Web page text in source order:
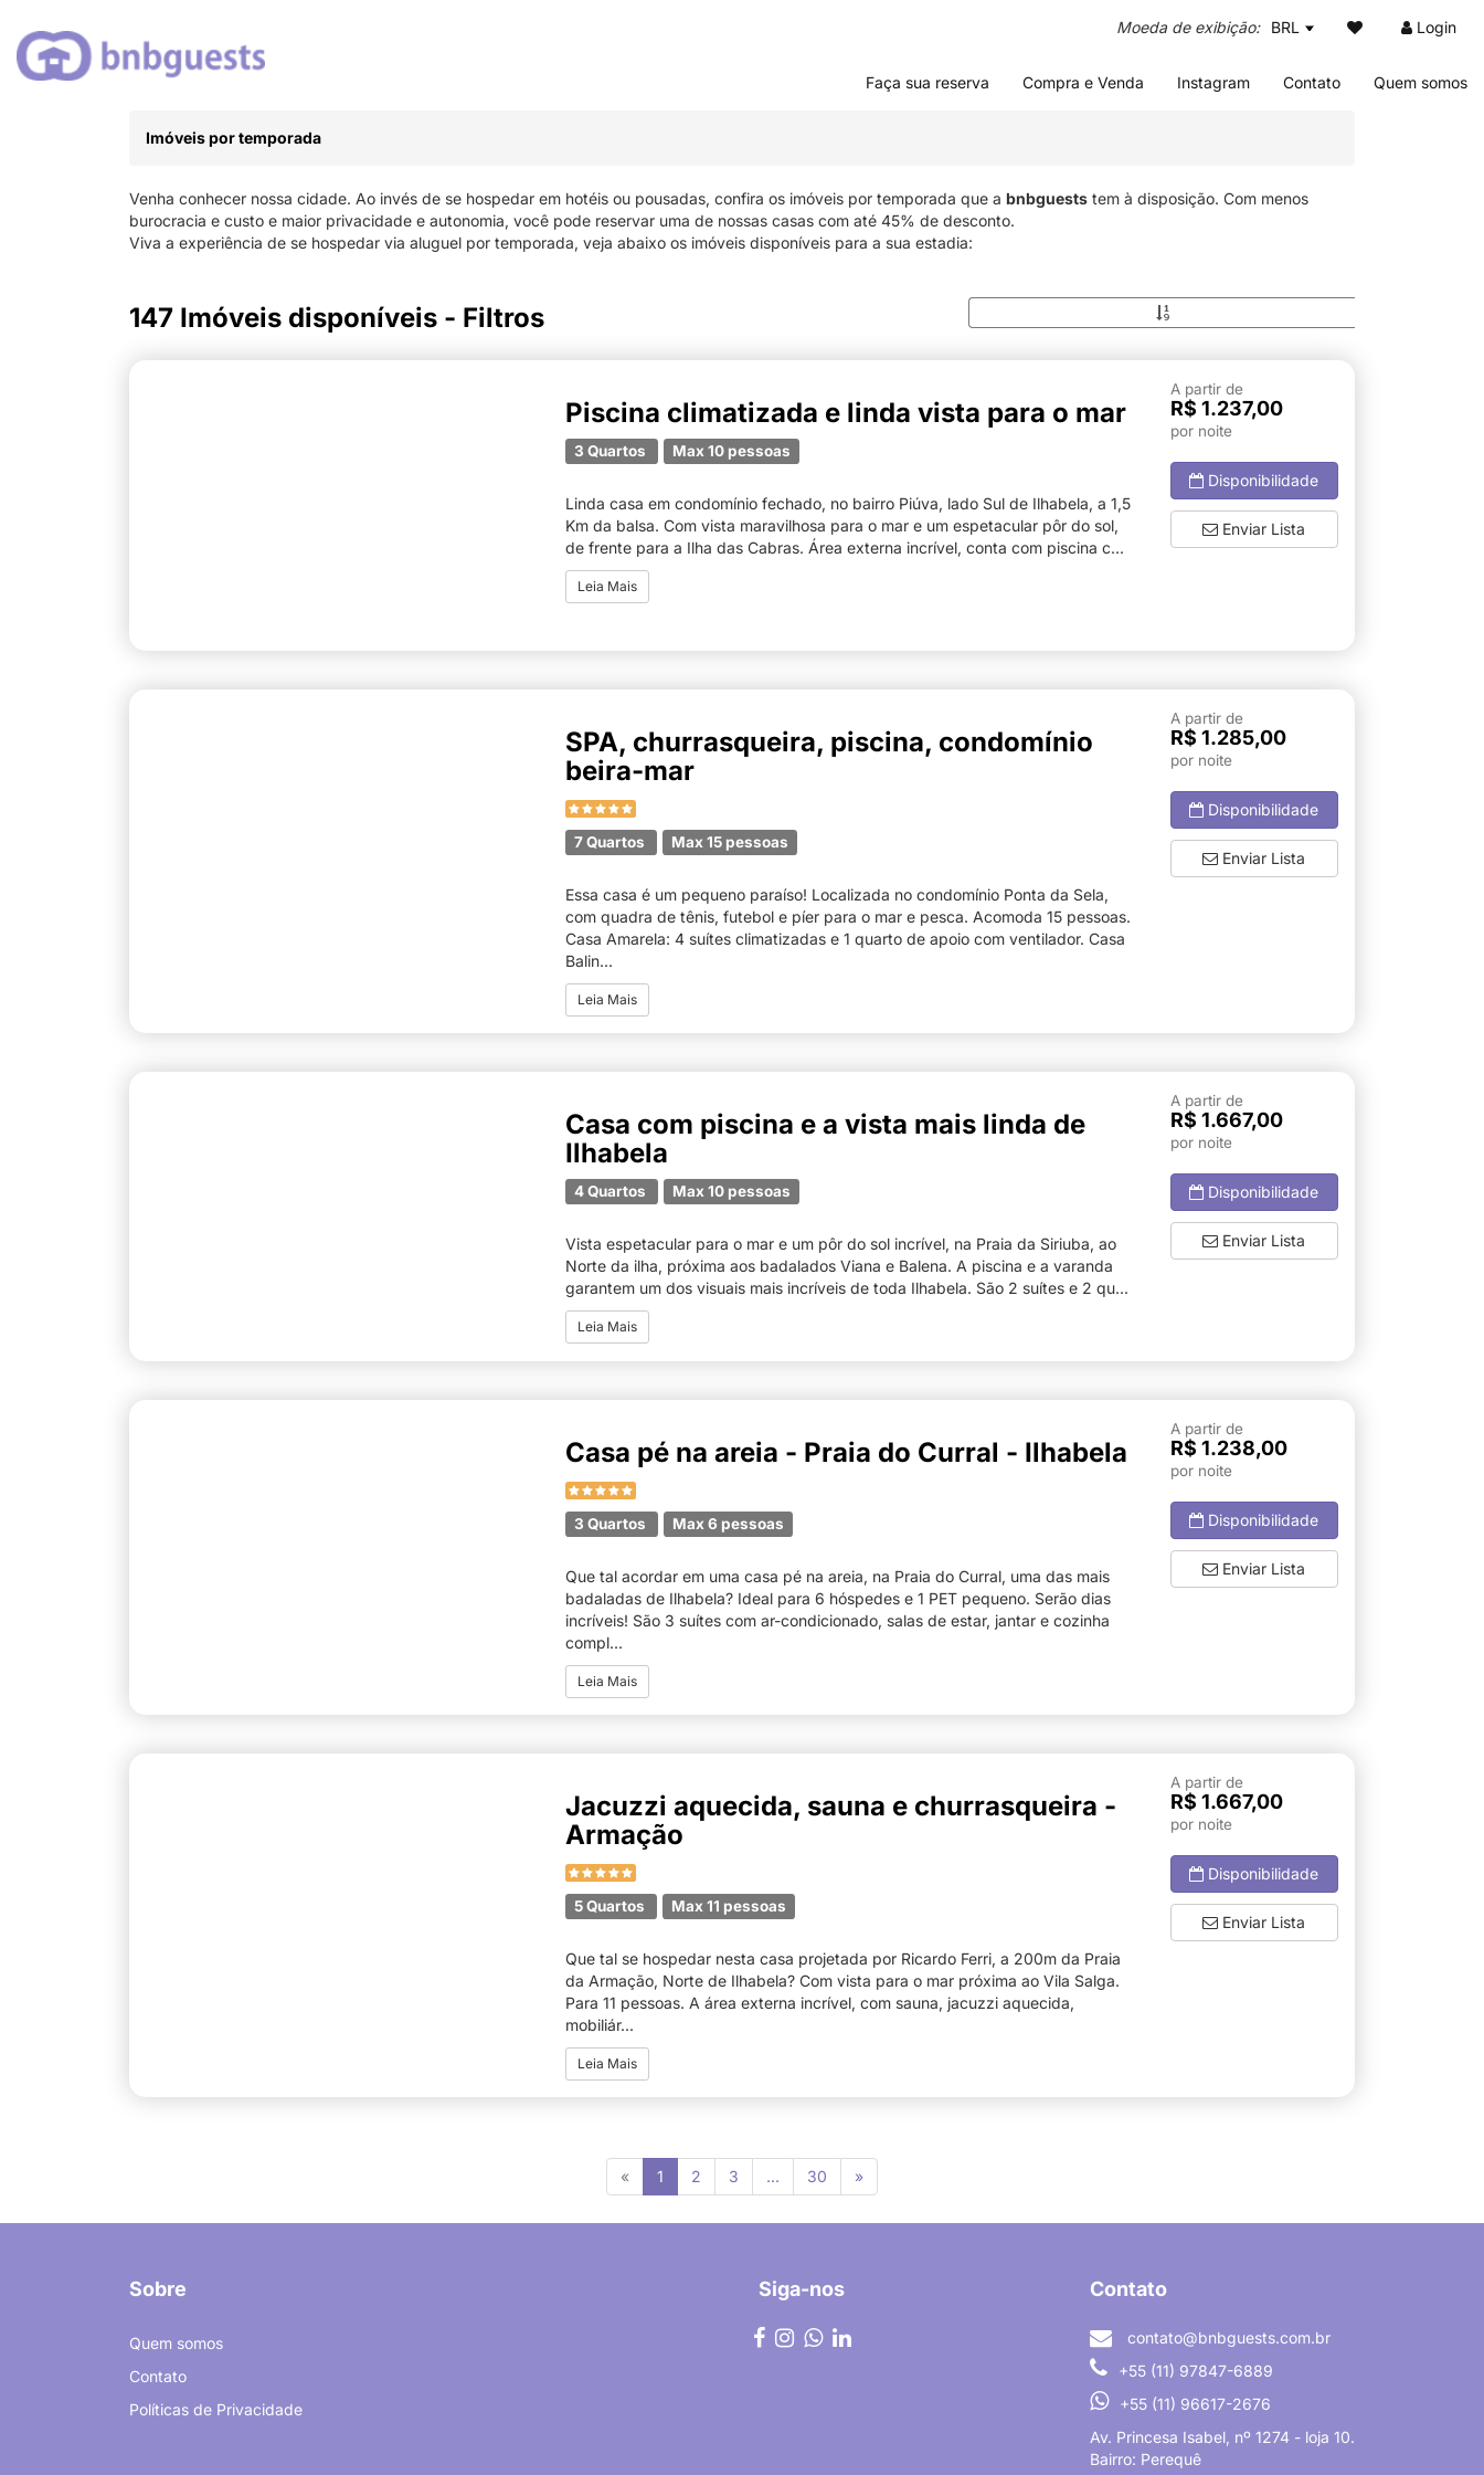
BRL Login
Faça sua reserva Compra e Venda Instagram Contato Quem somos
Imóveis por temporada
Venha conhecer nossa cidade. Ao invés de se hospedar em hotéis ou pousadas, confira os imóveis por temporada que a bnbguests tem à disposição. Com menos
burocracia e custo e maior privacidade e autonomia, você pode reservar uma de nossas casas com até 45% de desconto.
Viva a experiência de se hospedar via aluguel por temporada, veja abaixo os imóveis disponíveis para a sua estadia:
147 Imóveis disponíveis - Filtros
Piscina climatizada e linda vista para o mar
3 Quartos Max 10 pessoas
Linda casa em condomínio fechado, no bairro Piúva, lado Sul de Ilhabela, a 1,5
Km da balsa. Com vista maravilhosa para o mar e um espetacular pôr do sol,
de frente para a Ilha das Cabras. Área externa incrível, conta com piscina c...
Leia Mais
A partir de
R$ 1.237,00
por noite
Disponibilidade
Enviar Lista
SPA, churrasqueira, piscina, condomínio
beira-mar
7 Quartos Max 15 pessoas
Essa casa é um pequeno paraíso! Localizada no condomínio Ponta da Sela,
com quadra de tênis, futebol e píer para o mar e pesca. Acomoda 15 pessoas.
Casa Amarela: 4 suítes climatizadas e 1 quarto de apoio com ventilador. Casa
Balin...
Leia Mais
A partir de
R$ 1.285,00
por noite
Disponibilidade
Enviar Lista
Casa com piscina e a vista mais linda de
Ilhabela
4 Quartos Max 10 pessoas
Vista espetacular para o mar e um pôr do sol incrível, na Praia da Siriuba, ao
Norte da ilha, próxima aos badalados Viana e Balena. A piscina e a varanda
garantem um dos visuais mais incríveis de toda Ilhabela. São 2 suítes e 2 qu...
Leia Mais
A partir de
R$ 1.667,00
por noite
Disponibilidade
Enviar Lista
Casa pé na areia - Praia do Curral - Ilhabela
3 Quartos Max 6 pessoas
Que tal acordar em uma casa pé na areia, na Praia do Curral, uma das mais
badaladas de Ilhabela? Ideal para 6 hóspedes e 1 PET pequeno. Serão dias
incríveis! São 3 suítes com ar-condicionado, salas de estar, jantar e cozinha
compl...
Leia Mais
A partir de
R$ 1.238,00
por noite
Disponibilidade
Enviar Lista
Jacuzzi aquecida, sauna e churrasqueira -
Armação
5 Quartos Max 11 pessoas
Que tal se hospedar nesta casa projetada por Ricardo Ferri, a 200m da Praia
da Armação, Norte de Ilhabela? Com vista para o mar próxima ao Vila Salga.
Para 11 pessoas. A área externa incrível, com sauna, jacuzzi aquecida,
mobiliár...
Leia Mais
A partir de
R$ 1.667,00
por noite
Disponibilidade
Enviar Lista
« 1 (current)
2 3 ... 30 »
Sobre
Quem somos
Contato
Políticas de Privacidade
Siga-nos Contato
contato@bnbguests.com.br
+55 (11) 97847-6889
+55 (11) 96617-2676
Av. Princesa Isabel, nº 1274 - loja 10.
Bairro: Perequê